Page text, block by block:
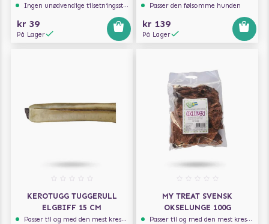
Ingen unødvendige tilsetningsstoffer
kr 39
På Lager
Passer den følsomme hunden
kr 139
På Lager
KEROTUGG TUGGERULL
ELGBIFF 15 CM
Passer til og med den mest kresne hunden
MY TREAT SVENSK
OKSELUNGE 100G
Passer til og med den mest kresne hunden